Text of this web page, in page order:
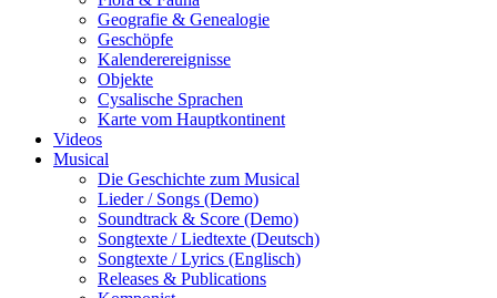
Geografie & Genealogie
Geschöpfe
Kalenderereignisse
Objekte
Cysalische Sprachen
Karte vom Hauptkontinent
Videos
Musical
Die Geschichte zum Musical
Lieder / Songs (Demo)
Soundtrack & Score (Demo)
Songtexte / Liedtexte (Deutsch)
Songtexte / Lyrics (Englisch)
Releases & Publications